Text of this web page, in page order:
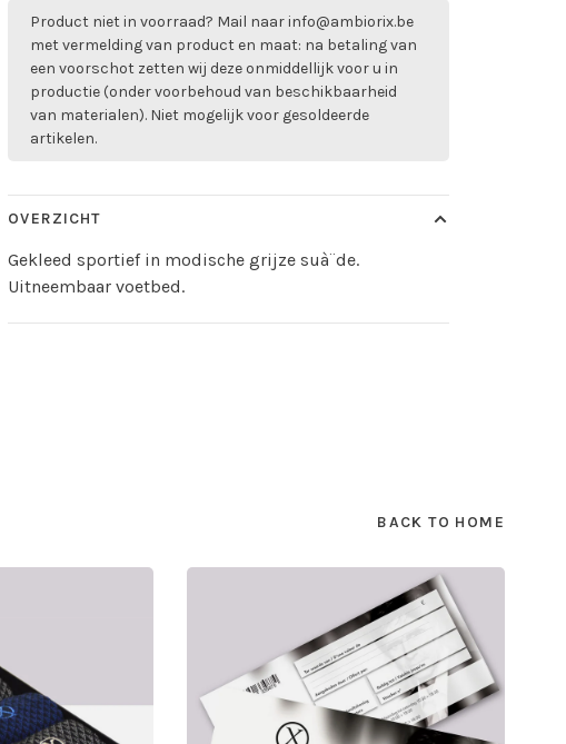
Product niet in voorraad? Mail naarinfo@ambiorix.be
met vermelding van product en maat: na betaling van
een voorschot zetten wij deze onmiddellijk voor u in
productie (onder voorbehoud van beschikbaarheid
van materialen). Niet mogelijk voor gesoldeerde
artikelen.
OVERZICHT
Gekleed sportief in modische grijze suà¨de.
Uitneembaar voetbed.
BACK TO HOME